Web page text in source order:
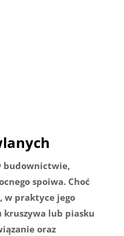
budownictwie,
spoiwa. Choć
w praktyce jego
kruszywa lub piasku
oraz